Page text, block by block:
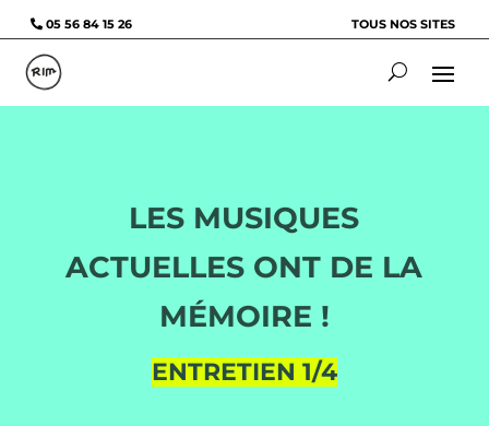
05 56 84 15 26 TOUS NOS SITES
LES MUSIQUES
ACTUELLES ONT DE LA
MÉMOIRE !
ENTRETIEN 1/4